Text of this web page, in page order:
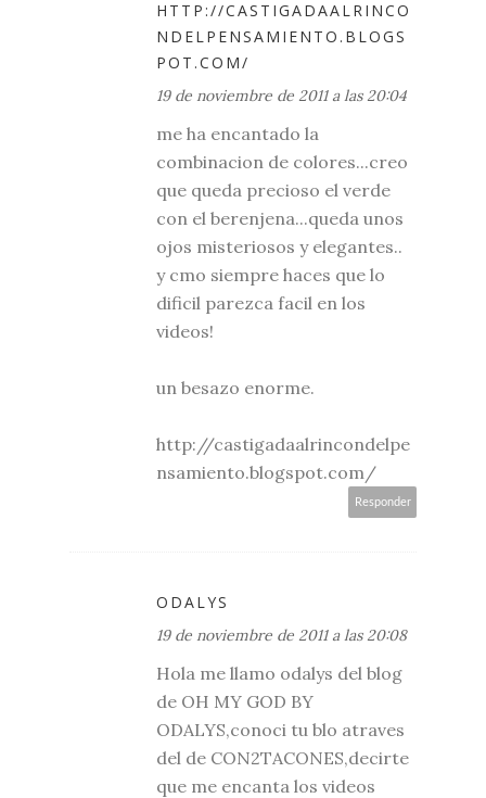
HTTP://CASTIGADAALRINCO
NDELPENSAMIENTO.BLOGS
POT.COM/
19 de noviembre de 2011 a las 20:04
me ha encantado la
combinacion de colores...creo
que queda precioso el verde
con el berenjena...queda unos
ojos misteriosos y elegantes..
y cmo siempre haces que lo
dificil parezca facil en los
videos!
un besazo enorme.
http://castigadaalrincondelpe
nsamiento.blogspot.com/
Responder
ODALYS
19 de noviembre de 2011 a las 20:08
Hola me llamo odalys del blog
de OH MY GOD BY
ODALYS,conoci tu blo atraves
del de CON2TACONES,decirte
que me encanta los videos